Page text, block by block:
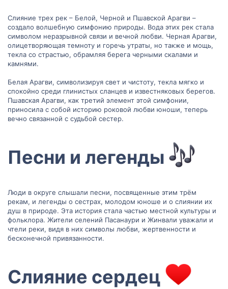
Слияние трех рек – Белой, Черной и Пшавской Арагви –
создало волшебную симфонию природы. Вода этих рек стала
символом неразрывной связи и вечной любви. Черная Арагви,
олицетворяющая темноту и горечь утраты, но также и мощь,
текла со страстью, обрамляя берега черными скалами и
камнями.
Белая Арагви, символизируя свет и чистоту, текла мягко и
спокойно среди глинистых сланцев и известняковых берегов.
Пшавская Арагви, как третий элемент этой симфонии,
приносила с собой историю роковой любви юноши, теперь
вечно связанной с судьбой сестер.
Песни и легенды
Люди в округе слышали песни, посвященные этим трём
рекам, и легенды о сестрах, молодом юноше и о слиянии их
душ в природе. Эта история стала частью местной культуры и
фольклора. Жители селений Пасанаури и Жинвали уважали и
чтели реки, видя в них символы любви, жертвенности и
бесконечной привязанности.
Слияние сердец